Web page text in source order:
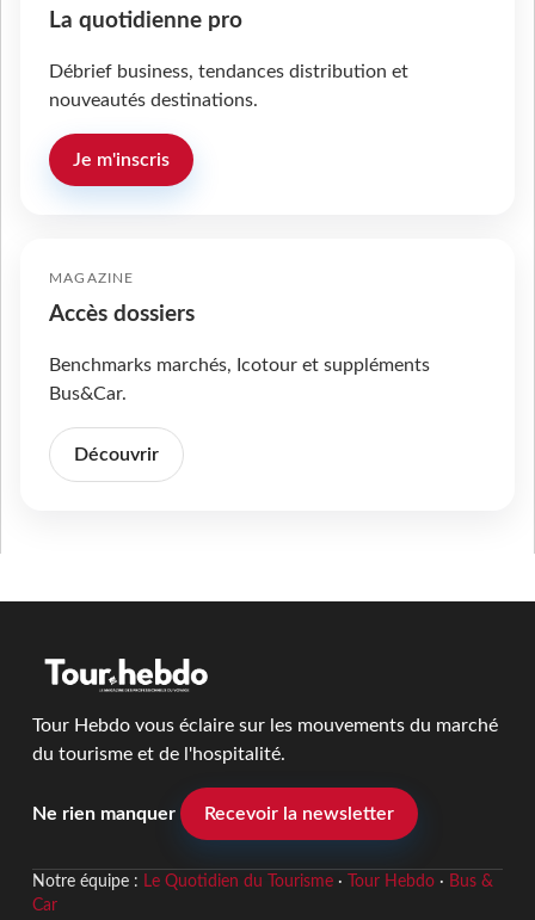
La quotidienne pro
Débrief business, tendances distribution et
nouveautés destinations.
Je m'inscris
MAGAZINE
Accès dossiers
Benchmarks marchés, Icotour et suppléments
Bus&Car.
Découvrir
Tour Hebdo vous éclaire sur les mouvements du marché
du tourisme et de l'hospitalité.
Ne rien manquer Recevoir la newsletter
Notre équipe : Le Quotidien du Tourisme· Tour Hebdo· Bus &
Car